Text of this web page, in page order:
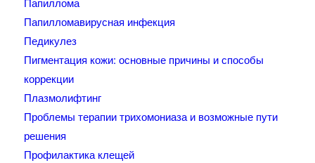
Папилломавирусная инфекция
Педикулез
Пигментация кожи: основные причины и способы
коррекции
Плазмолифтинг
Проблемы терапии трихомониаза и возможные пути
решения
Профилактика клещей